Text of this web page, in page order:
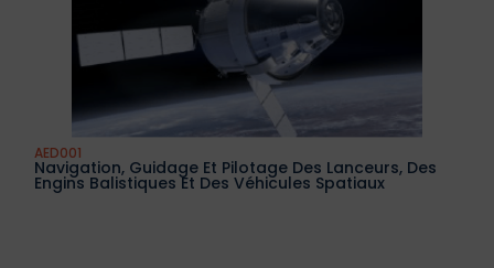
AED001
Navigation, Guidage Et Pilotage Des Lanceurs, Des
Engins Balistiques Et Des Véhicules Spatiaux